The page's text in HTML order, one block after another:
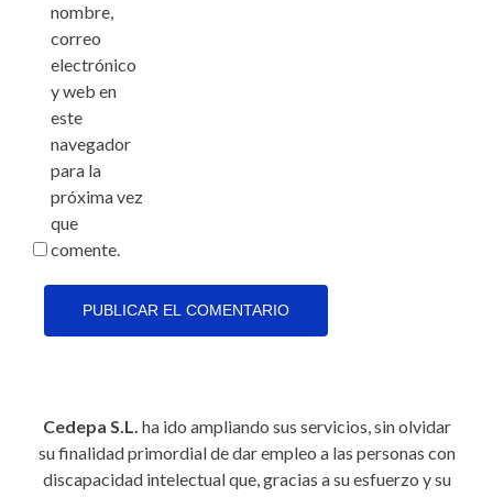
nombre,
correo
electrónico
y web en
este
navegador
para la
próxima vez
que
comente.
Cedepa S.L. ha ido ampliando sus servicios, sin olvidar
su finalidad primordial de dar empleo a las personas con
discapacidad intelectual que, gracias a su esfuerzo y su